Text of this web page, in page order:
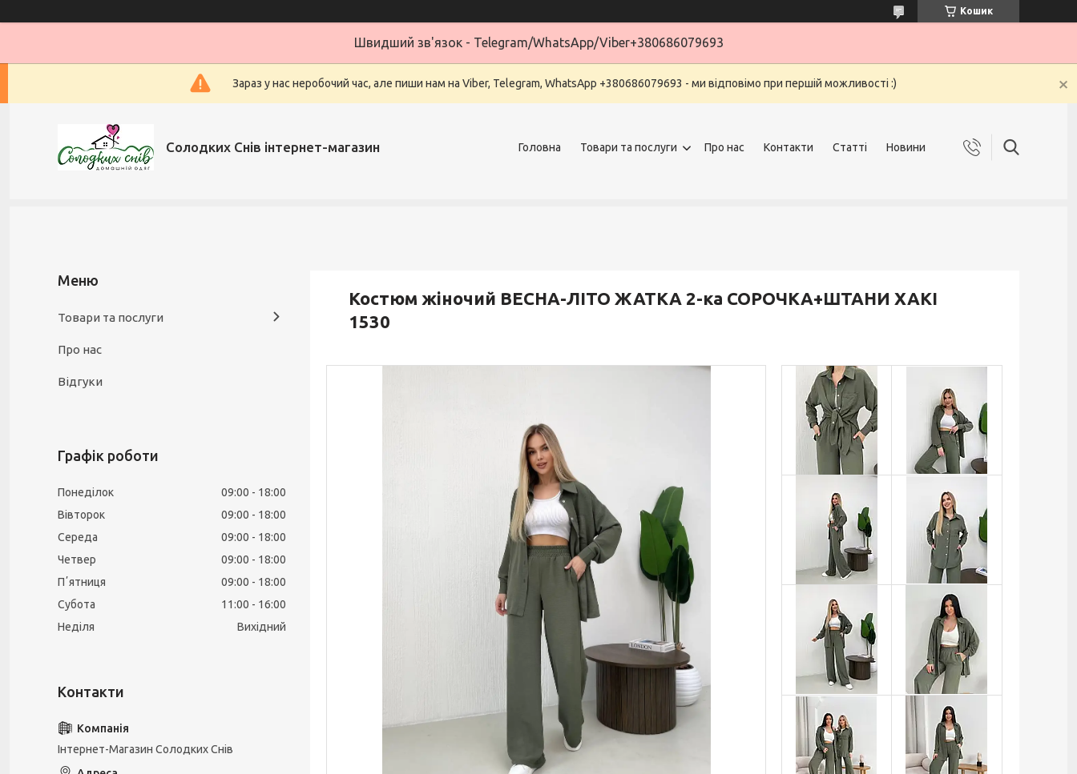
Кошик
Швидший зв'язок - Telegram/WhatsApp/Viber+380686079693
Зараз у нас неробочий час, але пиши нам на Viber, Telegram, WhatsApp +380686079693 - ми відповімо при першій можливості :)
Солодких Снів інтернет-магазин Головна Товари та послуги Про нас Контакти Статті Новини
Костюм жіночий ВЕСНА-ЛІТО ЖАТКА 2-ка СОРОЧКА+ШТАНИ ХАКІ
1530
Товари та послуги
Про нас
Відгуки
Графік роботи
Понеділок 09:00
18:00
Вівторок
09:00
18:00
Середа
09:00
18:00
Четвер
09:00
18:00
Пʼятниця
09:00
18:00
Субота
11:00
16:00
Неділя
Вихідний
Інтернет-Магазин Солодких Снів